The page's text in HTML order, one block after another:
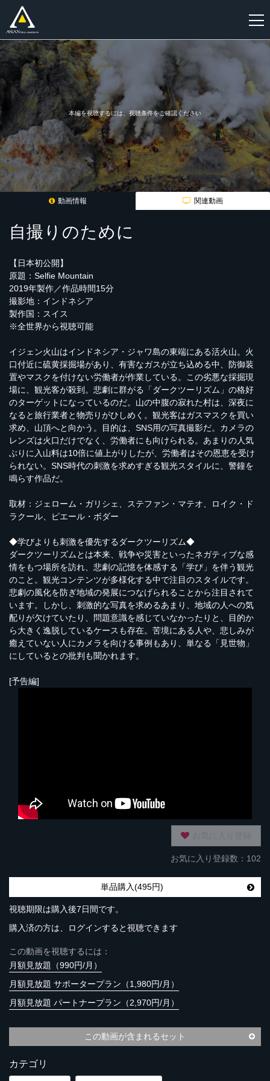
登
本編を視聴するには、視聴条件をご確認ください
動画情報 関連動画
自撮りのために
【日本初公開】
原題：Selfie Mountain
2019年製作／作品時間15分
撮影地：インドネシア
製作国：スイス
※全世界から視聴可能
イジェン火山はインドネシア・ジャワ島の東端にある活火山。火
口付近に硫黄採掘場があり、有害なガスが立ち込める中、防御装
置やマスクを付けない労働者が作業している。この劣悪な採掘現
場に、観光客が殺到。悲劇に群がる「ダークツーリズム」の格好
のターゲットになっているのだ。山の中腹の寂れた村は、深夜に
なると旅行業者と物売りがひしめく。観光客はガスマスクを買い
求め、山頂へと向かう。目的は、SNS用の写真撮影だ。カメラの
レンズは火口だけでなく、労働者にも向けられる。あまりの人気
ぶりに入山料は10倍に値上がりしたが、労働者はその恩恵を受け
られない。SNS時代の刺激を求めすぎる観光スタイルに、警鐘を
鳴らす作品だ。
取材：ジェローム・ガリシェ、ステファン・マテオ、ロイク・ド
ラクール、ピエール・ボダー
◆学びよりも刺激を優先するダークツーリズム◆
ダークツーリズムとは本来、戦争や災害といったネガティブな感
情をもつ場所を訪れ、悲劇の記憶を体感する「学び」を伴う観光
のこと。観光コンテンツが多様化する中で注目のスタイルです。
悲劇の風化を防ぎ地域の発展につなげられることから注目されて
います。しかし、刺激的な写真を求めるあまり、地域の人への気
配りが欠けていたり、問題意識を感じていなかったりと、目的か
ら大きく逸脱しているケースも存在。苦境にある人や、悲しみが
癒えていない人にカメラを向ける事例もあり、単なる「見世物」
にしているとの批判も聞かれます。
[予告編]
お気に入り登録数：102
単品購入(495円)
視聴期限は購入後7日間です。
購入済の方は、ログインすると視聴できます
この動画を視聴するには：
月額見放題（990円/月）
月額見放題 サポータープラン（1,980円/月）
月額見放題 パートナープラン（2,970円/月）
この動画が含まれるセット
カテゴリ